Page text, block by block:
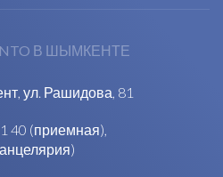
В ШЫМКЕНТЕ
ул. Рашидова, 81
40 (приемная),